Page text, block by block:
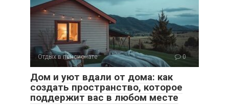
Отдых в пансионате 0
Дом и уют вдали от дома: как
создать пространство, которое
поддержит вас в любом месте